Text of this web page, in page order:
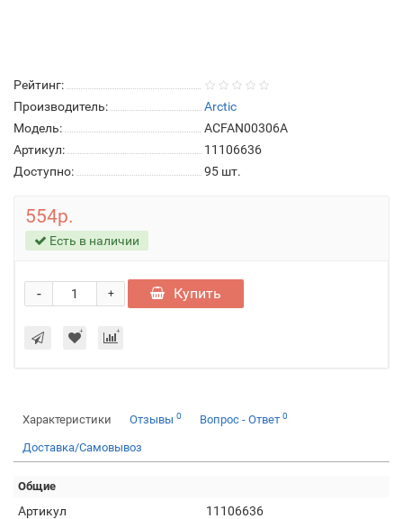
Рейтинг:
Производитель:
Arctic
Модель:
ACFAN00306A
Артикул:
11106636
Доступно:
95 шт.
554р.
Есть в наличии
+
- Купить
Характеристики Отзывы 0 Вопрос - Ответ 0
Доставка/Самовывоз
Общие
Артикул
11106636